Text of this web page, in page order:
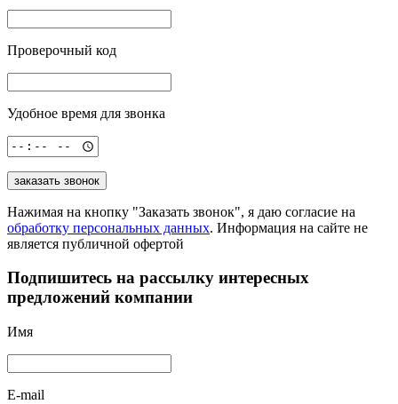
Проверочный код
Удобное время для звонка
заказать звонок
Нажимая на кнопку "Заказать звонок", я даю согласие на
обработку персональных данных. Информация на сайте не
является публичной офертой
Подпишитесь на рассылку интересных
предложений компании
Имя
E-mail